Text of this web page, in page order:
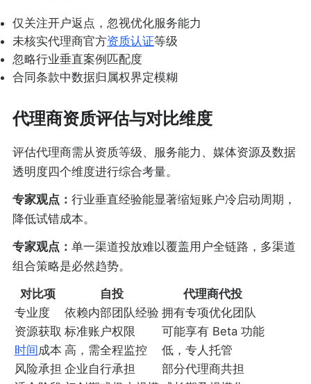
仅关注开户返点，忽视优化服务能力
未核实代理商官方资质认证等级
忽略行业垂直案例匹配度
合同条款中数据归属权界定模糊
代理商资质评估与对比维度
评估代理商需从资质等级、服务能力、媒体资源及数据
透明度四个维度进行综合考量。
专家观点： 行业垂直经验能显著缩短账户冷启动周期，
降低试错成本。
专家观点： 单一渠道投放难以覆盖用户全链路，多渠道
组合策略是必然趋势。
对比项
自投
代理商代投
专业度
依赖内部团队经验 拥有专项优化团队
资源获取 标准账户权限
可能享有 Beta 功能
时间成本 高，需全程监控
低，专人托管
风险承担 企业自行承担
部分代理商共担